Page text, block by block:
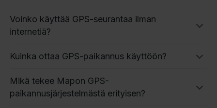
Voinko käyttää GPS-seurantaa ilman
internetiä?
Kuinka ottaa GPS-paikannus käyttöön?
Mikä tekee Mapon GPS-
paikannusjärjestelmästä erityisen?